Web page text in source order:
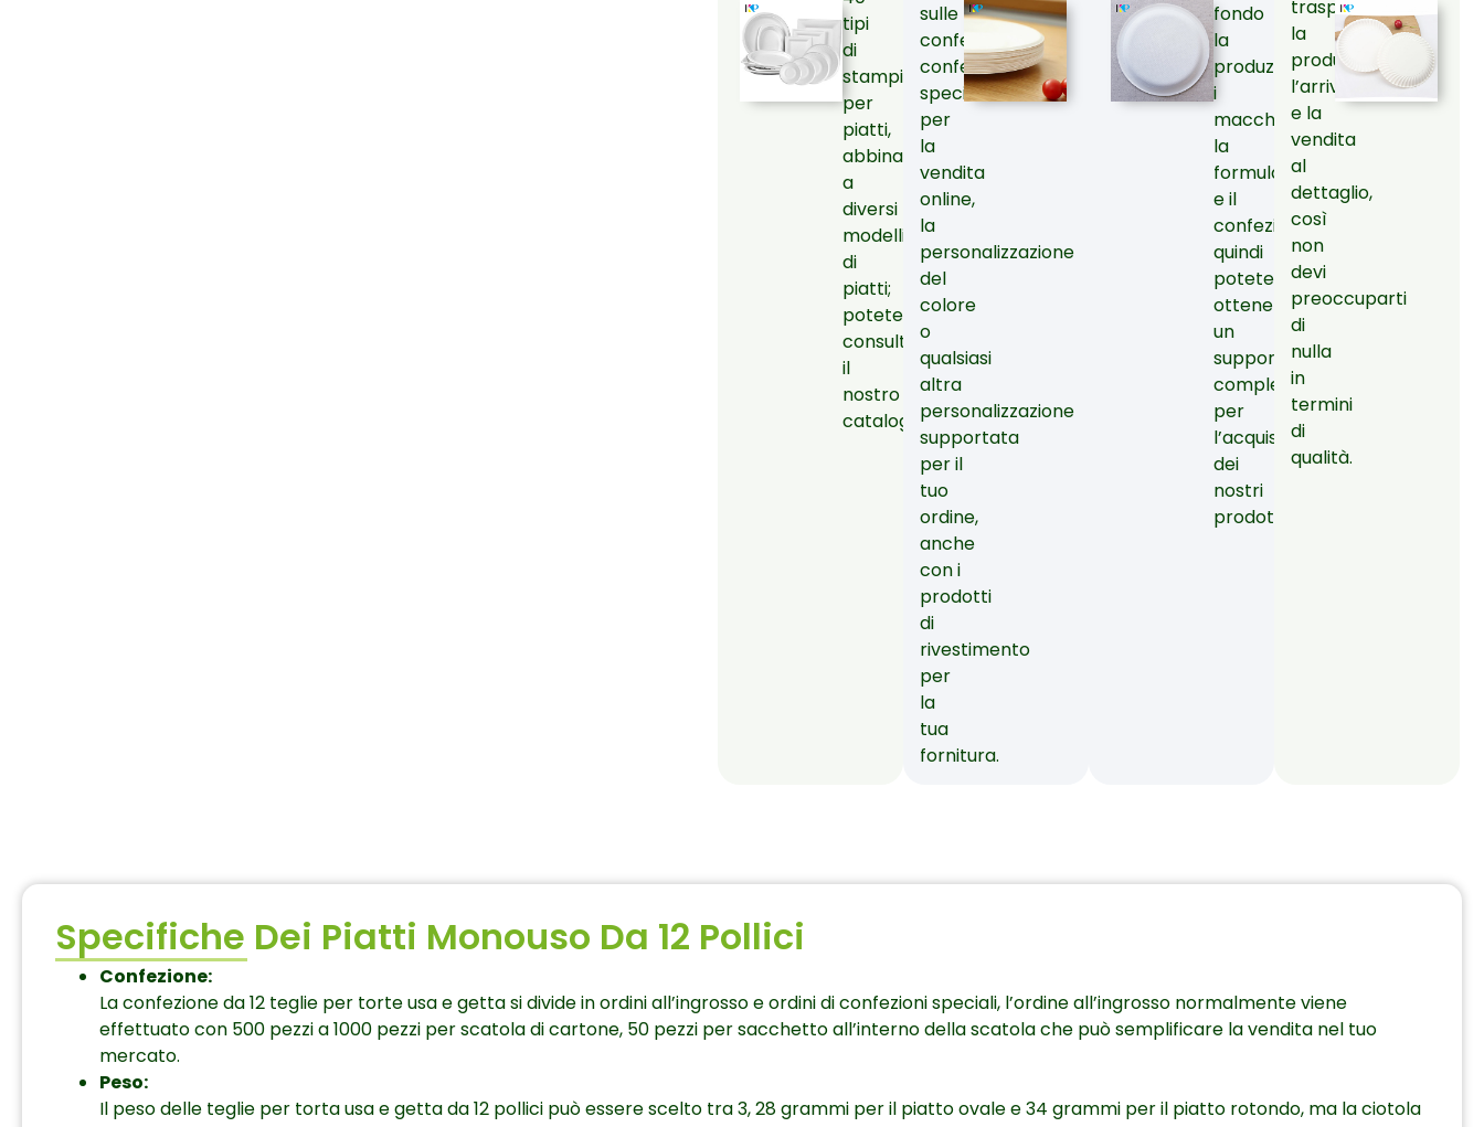
tipi
di
stampi
per
piatti,
abbinabili
a
diversi
modelli
di
piatti;
potete
consultare
il
nostro
catalogo.
sulle
confezioni,
confezioni
speciali
per
la
vendita
online,
la
personalizzazione
del
colore
o
qualsiasi
altra
personalizzazione
supportata
per il
tuo
ordine,
anche
con i
prodotti
di
rivestimento
per
la
tua
fornitura.
fondo
la
produzione,
i
macchinari,
la
formula
e il
confezionamento,
quindi
potete
ottenere
un
supporto
completo
per
l’acquisto
dei
nostri
prodotti.
trasporto,
la
produzione,
l’arrivo
e la
vendita
al
dettaglio,
così
non
devi
preoccuparti
di
nulla
in
termini
di
qualità.
Specifiche Dei Piatti Monouso Da 12 Pollici
Confezione:
La confezione da 12 teglie per torte usa e getta si divide in ordini all’ingrosso e ordini di confezioni speciali, l’ordine all’ingrosso normalmente viene
effettuato con 500 pezzi a 1000 pezzi per scatola di cartone, 50 pezzi per sacchetto all’interno della scatola che può semplificare la vendita nel tuo
mercato.
Peso:
Il peso delle teglie per torta usa e getta da 12 pollici può essere scelto tra 3, 28 grammi per il piatto ovale e 34 grammi per il piatto rotondo, ma la ciotola